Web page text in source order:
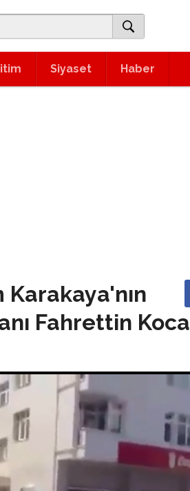
Siyaset Haber
Fahrettin Koca